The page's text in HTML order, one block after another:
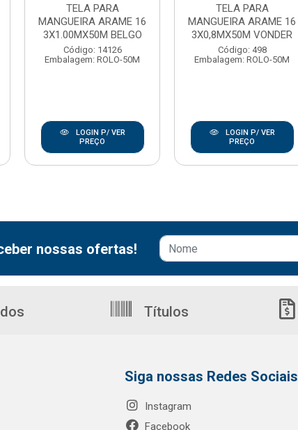
TELA PARA
MANGUEIRA ARAME 16
3X1.00MX50M BELGO
Código: 14126
Embalagem: ROLO-50M
LOGIN P/ VER
PREÇO
TELA PARA
MANGUEIRA ARAME 16
3X0,8MX50M VONDER
Código: 498
Embalagem: ROLO-50M
LOGIN P/ VER
PREÇO
nossas ofertas!
Títulos
Siga nossas Redes Sociais
Instagram
Facebook